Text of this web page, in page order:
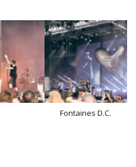
Fontaines D.C.